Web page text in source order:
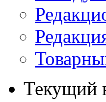
Текущий